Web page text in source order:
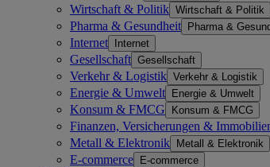
Wirtschaft & Politik Wirtschaft & Politik
Pharma & Gesundheit Pharma &
Internet Internet
Gesellschaft Gesellschaft
Verkehr & Logistik Verkehr & Logistik
Energie & Umwelt Energie & Umwelt
Konsum & FMCG Konsum & FMCG
Finanzen, Versicherungen &
Metall & Elektronik Metall & Elektronik
E-commerce E-commerce